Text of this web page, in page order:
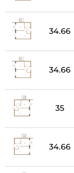
34.66
34.66
35
34.66